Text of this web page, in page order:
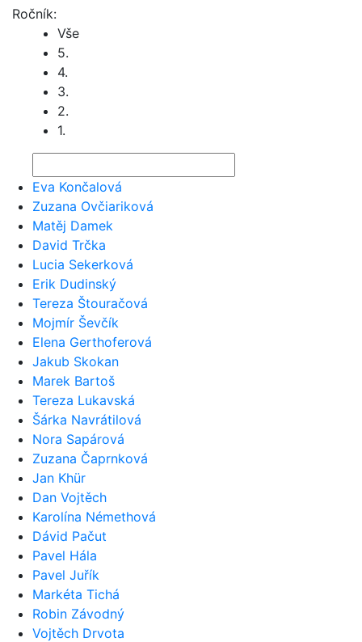
Ročník:
Vše
5.
4.
3.
2.
1.
Eva Končalová
Zuzana Ovčiariková
Matěj Damek
David Trčka
Lucia Sekerková
Erik Dudinský
Tereza Štouračová
Mojmír Ševčík
Elena Gerthoferová
Jakub Skokan
Marek Bartoš
Tereza Lukavská
Šárka Navrátilová
Nora Sapárová
Zuzana Čaprnková
Jan Khür
Dan Vojtěch
Karolína Némethová
Dávid Pačut
Pavel Hála
Pavel Juřík
Markéta Tichá
Robin Závodný
Vojtěch Drvota